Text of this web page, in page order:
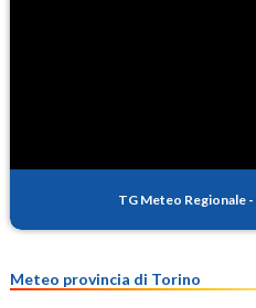
PM25
TG Meteo Regionale -
Meteo provincia di Torino